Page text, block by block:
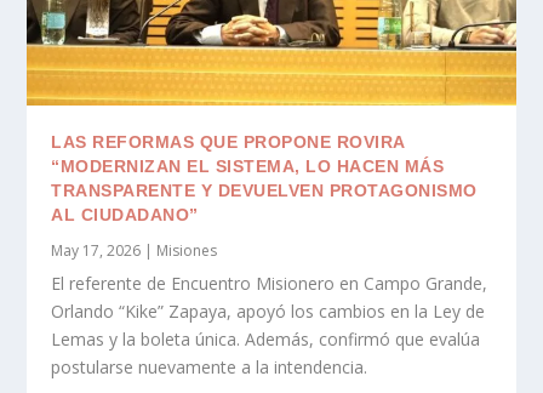
LAS REFORMAS QUE PROPONE ROVIRA
“MODERNIZAN EL SISTEMA, LO HACEN MÁS
TRANSPARENTE Y DEVUELVEN PROTAGONISMO
AL CIUDADANO”
May 17, 2026 | Misiones
El referente de Encuentro Misionero en Campo Grande,
Orlando “Kike” Zapaya, apoyó los cambios en la Ley de
Lemas y la boleta única. Además, confirmó que evalúa
postularse nuevamente a la intendencia.